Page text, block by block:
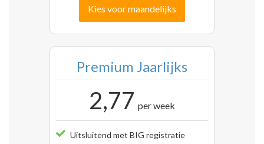
Kies voor maandelijks
Premium Jaarlijks
2,77 per week
Uitsluitend met BIG registratie